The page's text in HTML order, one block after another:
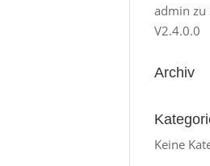
admin zu
V2.4.0.0
Archiv
Keine